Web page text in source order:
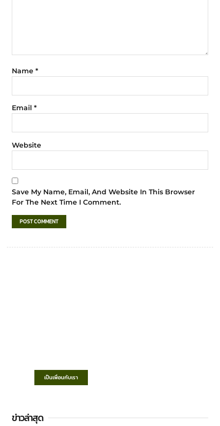
Name *
Email *
Website
Save My Name, Email, And Website In This Browser
For The Next Time I Comment.
เป็นเพื่อนกับเรา
ข่าวล่าสุด